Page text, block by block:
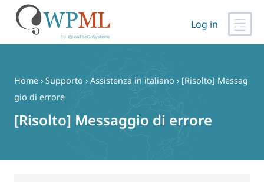
contenuto
Log in
Home › Supporto › Assistenza in italiano › [Risolto] Messag
gio di errore
[Risolto] Messaggio di errore